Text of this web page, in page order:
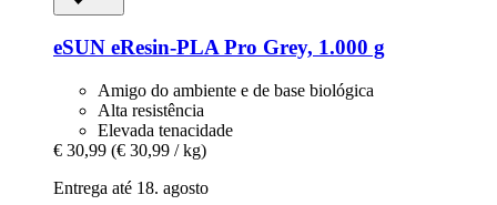
eSUN eResin-​PLA Pro Grey, 1.000 g
Amigo do ambiente e de base biológica
Alta resistência
Elevada tenacidade
€ 30,99 (€ 30,99 / kg)
Entrega até 18. agosto